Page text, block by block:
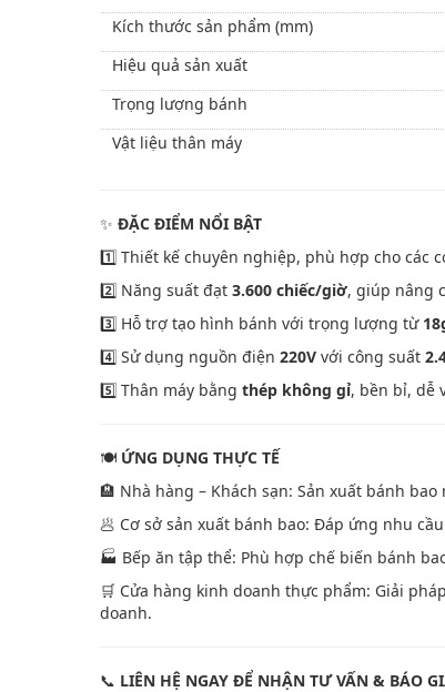
Kích thước sản phẩm (mm)
Hiệu quả sản xuất
Trọng lượng bánh
Vật liệu thân máy
✨ĐẶC ĐIỂM NỔI BẬT
1️⃣ Thiết kế chuyên nghiệp, phù hợp cho các
2️⃣ Năng suất đạt3.600 chiếc/giờ, giúp nâng
3️⃣ Hỗ trợ tạo hình bánh với trọng lượng từ
4️⃣ Sử dụng nguồn điện220V với công suất
5️⃣ Thân máy bằngthép không gỉ, bền bỉ, dễ
🍽️ ỨNG DỤNG THỰC TẾ
🏨 Nhà hàng – Khách sạn: Sản xuất bánh
🥟 Cơ sở sản xuất bánh bao: Đáp ứng nhu
🏭 Bếp ăn tập thể: Phù hợp chế biến bánh
🛒 Cửa hàng kinh doanh thực phẩm: Giải
doanh.
📞 LIÊN HỆ NGAY ĐỂ NHẬN TƯ VẤN & BÁO